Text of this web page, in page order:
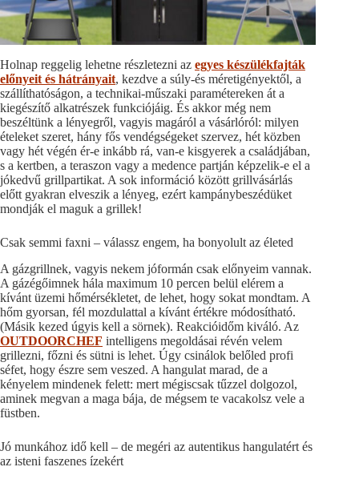
Holnap reggelig lehetne részletezni az egyes készülékfajták
előnyeit és hátrányait, kezdve a súly-és méretigényektől, a
szállíthatóságon, a technikai-műszaki paramétereken át a
kiegészítő alkatrészek funkciójáig. És akkor még nem
beszéltünk a lényegről, vagyis magáról a vásárlóról: milyen
ételeket szeret, hány fős vendégségeket szervez, hét közben
vagy hét végén ér-e inkább rá, van-e kisgyerek a családjában,
s a kertben, a teraszon vagy a medence partján képzelik-e el a
jókedvű grillpartikat. A sok információ között grillvásárlás
előtt gyakran elveszik a lényeg, ezért kampánybeszédüket
mondják el maguk a grillek!
Csak semmi faxni – válassz engem, ha bonyolult az életed
A gázgrillnek, vagyis nekem jóformán csak előnyeim vannak.
A gázégőimnek hála maximum 10 percen belül elérem a
kívánt üzemi hőmérsékletet, de lehet, hogy sokat mondtam. A
hőm gyorsan, fél mozdulattal a kívánt értékre módosítható.
(Másik kezed úgyis kell a sörnek). Reakcióidőm kiváló. Az
OUTDOORCHEF intelligens megoldásai révén velem
grillezni, főzni és sütni is lehet. Úgy csinálok belőled profi
séfet, hogy észre sem veszed. A hangulat marad, de a
kényelem mindenek felett: mert mégiscsak tűzzel dolgozol,
aminek megvan a maga bája, de mégsem te vacakolsz vele a
füstben.
Jó munkához idő kell – de megéri az autentikus hangulatért és
az isteni faszenes ízekért